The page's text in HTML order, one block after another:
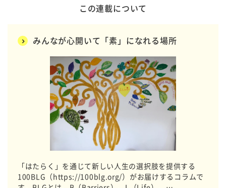
この連載について
みんなが心開いて「素」になれる場所
「はたらく」を通じて新しい人生の選択肢を提供する
100BLG（https://100blg.org/）がお届けするコラムで